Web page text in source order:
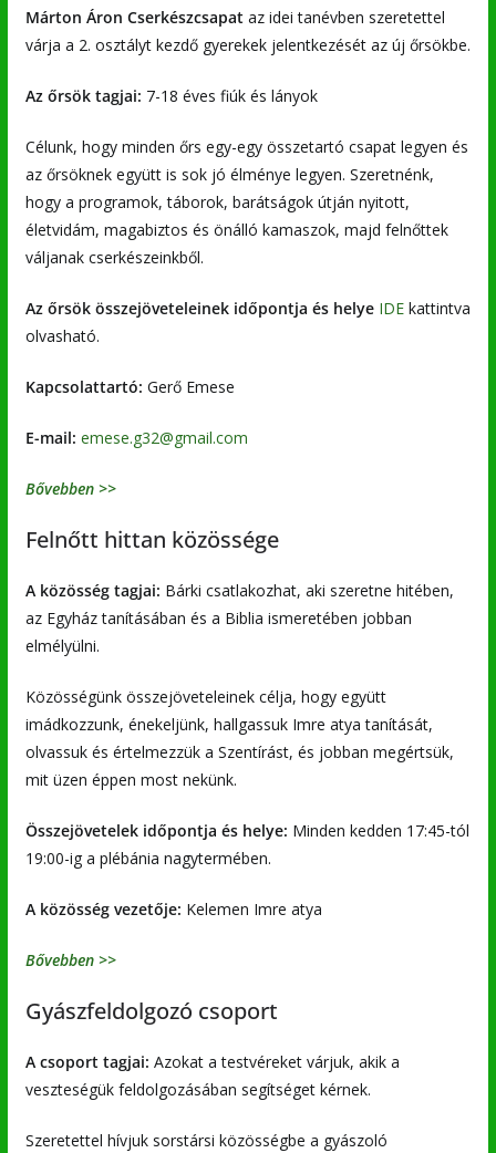
Márton Áron Cserkészcsapataz idei tanévben szeretettel
várja a 2. osztályt kezdő gyerekek jelentkezését az új őrsökbe.
Az őrsök tagjai: 7-18 éves fiúk és lányok
Célunk, hogy minden őrs egy-egy összetartó csapat legyen és
az őrsöknek együtt is sok jó élménye legyen. Szeretnénk,
hogy a programok, táborok, barátságok útján nyitott,
életvidám, magabiztos és önálló kamaszok, majd felnőttek
váljanak cserkészeinkből.
Az őrsök összejöveteleinek időpontja és helye IDEkattintva
olvasható.
Kapcsolattartó: Gerő Emese
E-mail: emese.g32@gmail.com
Bővebben >>
Felnőtt hittan közössége
A közösség tagjai: Bárki csatlakozhat, aki szeretne hitében,
az Egyház tanításában és a Biblia ismeretében jobban
elmélyülni.
Közösségünk összejöveteleinek célja, hogy együtt
imádkozzunk, énekeljünk, hallgassuk Imre atya tanítását,
olvassuk és értelmezzük a Szentírást, és jobban megértsük,
mit üzen éppen most nekünk.
Összejövetelek időpontja és helye: Minden kedden 17:45-tól
19:00-ig a plébánia nagytermében.
A közösség vezetője: Kelemen Imre atya
Bővebben >>
Gyászfeldolgozó csoport
A csoport tagjai: Azokat a testvéreket várjuk, akik a
veszteségük feldolgozásában segítséget kérnek.
Szeretettel hívjuk sorstársi közösségbe a gyászoló